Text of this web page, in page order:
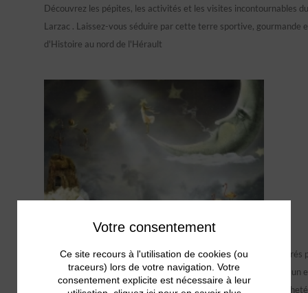
Découvrez les pépites, les activités et les visites incontournables
Larzac . Laissez-vous séduire par cette terre sportive, gourmande
d'Histoire au nord de l'Hérault
Quartier Luna
Réalisation de 5 sites sur le même template pour 5 théâtres gérés
Avignon, avec réservation et paiement en ligne. Déploiement d'un
compagnies et d'une application web pour scanner les billets
Votre consentement
Ce site recours à l'utilisation de cookies (ou
traceurs) lors de votre navigation. Votre
consentement explicite est nécessaire à leur